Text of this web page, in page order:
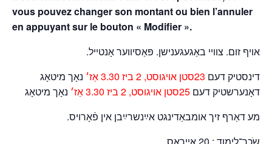
vous pouvez changer son montant ou bien l’annuler
en appuyant sur le bouton « Modifier ».
אויף זום. צוויי באַגעגענישן. פּאַסיווער אָנטייל.
דינסטיק דעם 23סטן אויגוסט, 2 ביז 3.30 אַז׳
נאָך מיטאָג
דאָנערשטיק דעם 25סטן אויגוסט, 2 ביז 3.30 אַז׳
נאָך מיטאָג
מע דאַרף זיך אומבאַדינגט אײַנשרײַבן אין פֿאָרויס.